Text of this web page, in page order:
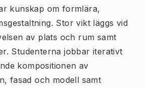
kunskap om formlära,
Stor vikt läggs vid
av plats och rum samt
Studenterna jobbar iterativt
kompositionen av
fasad och modell samt